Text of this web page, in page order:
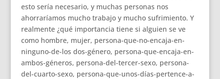
esto sería necesario, y muchas personas nos
ahorraríamos mucho trabajo y mucho sufrimiento. Y
realmente ¿qué importancia tiene si alguien se ve
como hombre, mujer, persona-que-no-encaja-en-
ninguno-de-los dos-género, persona-que-encaja-en-
ambos-géneros, persona-del-tercer-sexo, persona-
del-cuarto-sexo, persona-que-unos-días-pertence-a-